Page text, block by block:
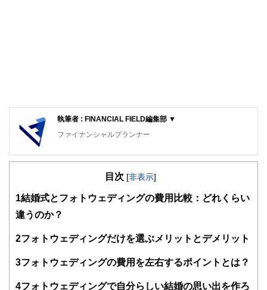
執筆者 : FINANCIAL FIELD編集部 ▼
ファイナンシャルプランナー
FinancialField編集部は、金融、経済に関する記事を、日々
知識がない方でも理解できるようわかりやすく発信していま
得者を中心に「お金や暮らし」に関する書籍・雑誌の編集経
関わることで、読者目線のコンテンツを追求しています。
FinancialFieldの特徴は、ファイナンシャルプランナー、弁
ドバイザー、DCプランナー、公認会計士、社会保険労務
目次 [非表示]
1 結婚式とフォトウェディングの費用比較：どれくらい
違うのか？
2フォトウェディングだけを選ぶメリットとデメリット
3フォトウェディングの費用を左右するポイントとは？
4フォトウェディングで自分らしい結婚の思い出を作ろ